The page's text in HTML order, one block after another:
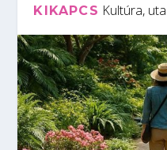
KIKAPCS Kultúra,